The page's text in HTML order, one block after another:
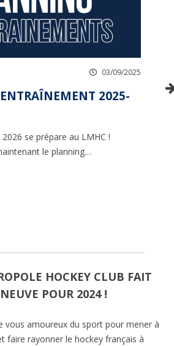
03/09/2025
2025-
se prépare au LMHC !
le planning…
HOCKEY CLUB FAIT
POUR 2024 !
vous amoureux du sport pour mener à
faire rayonner le hockey français à